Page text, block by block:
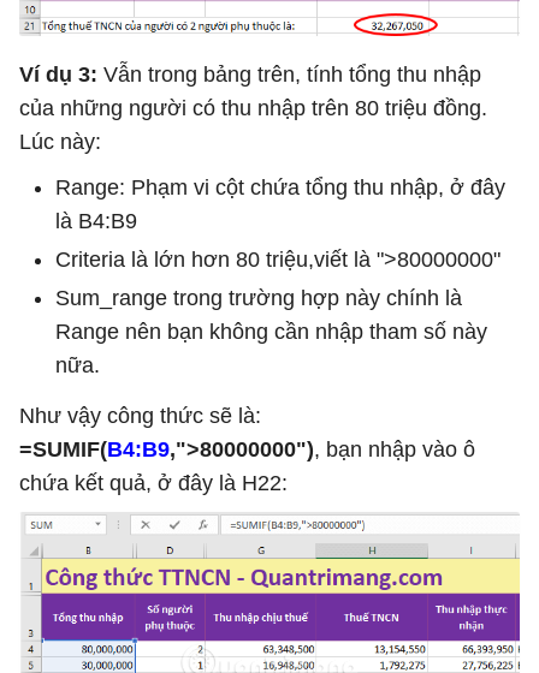
Ví dụ 3: Vẫn trong bảng trên, tính tổng thu nhập
của những người có thu nhập trên 80 triệu đồng.
Lúc này:
Range: Phạm vi cột chứa tổng thu nhập, ở đây
là B4:B9
Criteria là lớn hơn 80 triệu,viết là ">80000000"
Sum_range trong trường hợp này chính là
Range nên bạn không cần nhập tham số này
nữa.
Như vậy công thức sẽ là:
=SUMIF(B4:B9,">80000000"), bạn nhập vào ô
chứa kết quả, ở đây là H22: